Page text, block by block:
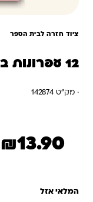
ציוד חזרה לבית הספר
12 עפרונות במבי
· מק"ט 142874
₪13.90
המלאי אזל